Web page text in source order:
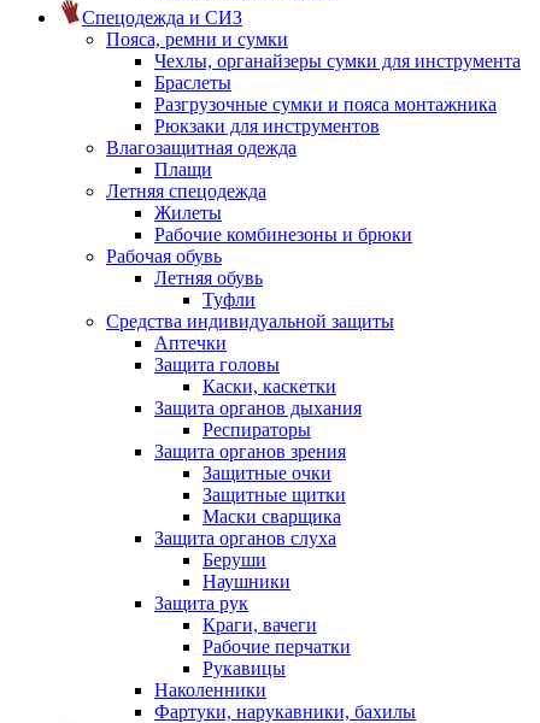
Спецодежда и СИЗ
Пояса, ремни и сумки
Чехлы, органайзеры сумки для инструмента
Браслеты
Разгрузочные сумки и пояса монтажника
Рюкзаки для инструментов
Влагозащитная одежда
Плащи
Летняя спецодежда
Жилеты
Рабочие комбинезоны и брюки
Рабочая обувь
Летняя обувь
Туфли
Средства индивидуальной защиты
Аптечки
Защита головы
Каски, каскетки
Защита органов дыхания
Респираторы
Защита органов зрения
Защитные очки
Защитные щитки
Маски сварщика
Защита органов слуха
Беруши
Наушники
Защита рук
Краги, вачеги
Рабочие перчатки
Рукавицы
Наколенники
Фартуки, нарукавники, бахилы